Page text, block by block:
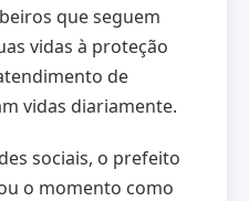
que seguem
vidas à proteção
de
vidas diariamente.
sociais, o prefeito
o momento como